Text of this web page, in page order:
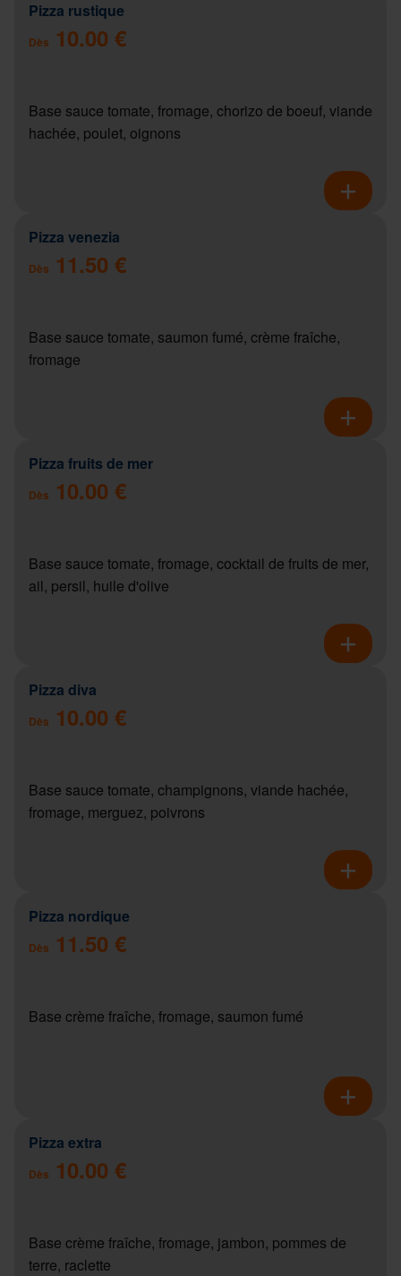
Pizza rustique
Dès 10.00 €
Base sauce tomate, fromage, chorizo de boeuf, viande
hachée, poulet, oignons
Pizza venezia
Dès 11.50 €
Base sauce tomate, saumon fumé, crème fraîche,
fromage
Pizza fruits de mer
Dès 10.00 €
Base sauce tomate, fromage, cocktail de fruits de mer,
ail, persil, huile d'olive
Pizza diva
Dès 10.00 €
Base sauce tomate, champignons, viande hachée,
fromage, merguez, poivrons
Pizza nordique
Dès 11.50 €
Base crème fraîche, fromage, saumon fumé
Pizza extra
Dès 10.00 €
Base crème fraîche, fromage, jambon, pommes de
terre, raclette